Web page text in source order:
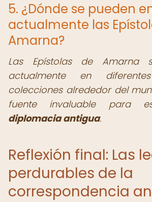
5. ¿Dónde se pueden
actualmente las
Amarna?
Las Epístolas de Amarna
actualmente en
colecciones alrededor del
fuente invaluable para
diplomacia antigua.
Reflexión final: Las
perdurables de la
correspondencia